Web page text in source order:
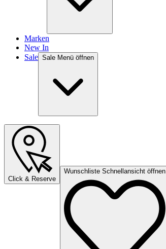
Marken
New In
Sale Sale Menü öffnen
Click & Reserve
Wunschliste Schnellansicht öffnen